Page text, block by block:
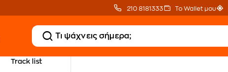
210 8181333 Το Wallet μου
Track list